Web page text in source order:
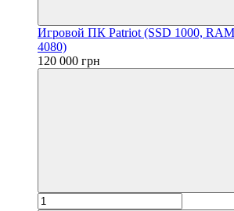
Игровой ПК Patriot (SSD 1000,
4080)
120 000 грн